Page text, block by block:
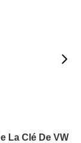
La Clé De VW